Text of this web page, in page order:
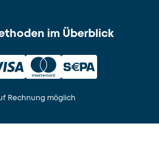
im Überblick
Rechnung möglich